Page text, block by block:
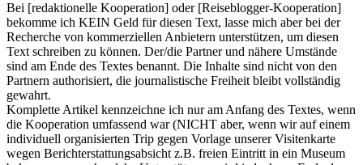
Bei [redaktionelle Kooperation] oder [Reiseblogger-Kooperation]
bekomme ich KEIN Geld für diesen Text, lasse mich aber bei der
Recherche von kommerziellen Anbietern unterstützen, um diesen
Text schreiben zu können. Der/die Partner und nähere Umstände
sind am Ende des Textes benannt. Die Inhalte sind nicht von den
Partnern authorisiert, die journalistische Freiheit bleibt vollständig
gewahrt.
Komplette Artikel kennzeichne ich nur am Anfang des Textes, wenn
die Kooperation umfassend war (NICHT aber, wenn wir auf einem
individuell organisierten Trip gegen Vorlage unserer Visitenkarte
wegen Berichterstattungsabsicht z.B. freien Eintritt in ein Museum